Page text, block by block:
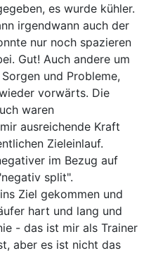
es wurde kühler.
irgendwann auch der
nur noch spazieren
Gut! Auch andere um
und Probleme,
vorwärts. Die
waren
ausreichende Kraft
Zieleinlauf.
im Bezug auf
split".
Ziel gekommen und
hart und lang und
- das ist mir als Trainer
aber es ist nicht das